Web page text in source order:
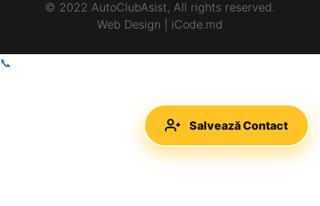
© 2022 AutoClubAsist, All rights reserved.
Web Design | iCode.md
📞
Salvează Contact